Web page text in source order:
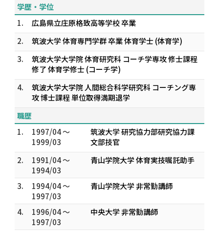
学歴・学位
1.
広島県立庄原格致高等学校 卒業
2.
筑波大学 体育専門学群 卒業 体育学士 (体育学)
3.
筑波大学大学院 体育研究科 コーチ学専攻 修士課程
修了 体育学修士 (コーチ学)
4.
筑波大学大学院 人間総合科学研究科 コーチング専
攻 博士課程 単位取得満期退学
職歴
1.
1997/04 ～
1999/03
筑波大学 研究協力部研究協力課
文部技官
2.
1991/04 ～
1994/03
青山学院大学 体育実技嘱託助手
3.
1994/04 ～
1997/03
青山学院大学 非常勤講師
4.
1996/04 ～
1997/03
中央大学 非常勤講師